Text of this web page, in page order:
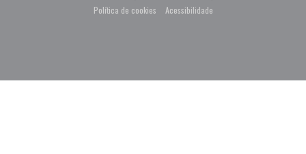
Política de cookies((abre numa nova janela))
Acessibilidade((abre numa nova janela))